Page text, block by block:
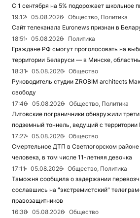
С 1 сентября на 5% подорожает школьное
19:12
05.08.2026
Общество, Политика
Сайт телеканала Euronews признан в
18:51
05.08.2026
Политика
Граждане РФ смогут проголосовать на
территории Беларуси — в Минске,
18:31
05.08.2026
Общество
Руководитель студии ZROBIM architects
свободу
17:46
05.08.2026
Общество, Политика
Литовские пограничники обнаружили
подземный тоннель, ведущий с территории
17:27
05.08.2026
Общество
Смертельное ДТП в Светлогорском
человека, в том числе 11-летняя девочка
17:11
05.08.2026
Общество, Политика
Таможня сообщила о задержании
сославшись на "экстремистский"
правозащитников
16:38
05.08.2026
Общество